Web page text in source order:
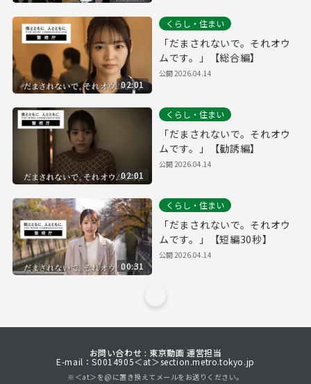
02:01
くらし・住まい
「だまされないで。それオウ
ムです。」【総合編】
公開2026.04.14
02:01
くらし・住まい
「だまされないで。それオウ
ムです。」【勧誘編】
公開2026.04.14
00:31
くらし・住まい
「だまされないで。それオウ
ムです。」【短編30秒】
公開2026.04.14
お問い合わせ : 東京動画 運営担当
E-mail：S0014905＜at＞section.metro.tokyo.jp
※＜at＞を@に置き換えてメールをお送りください。